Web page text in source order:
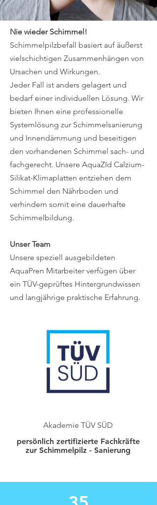
Nie wieder Schimmel!
Schimmelpilzbefall basiert auf äußerst
vielschichtigen Zusammenhängen von
Ursachen und Wirkungen.
Jeder Fall ist anders gelagert und
bedarf einer individuellen Lösung. Wir
bieten Ihnen eine professionelle
Systemlösung zur Schimmelsanierung
und Innendämmung und beseitigen
den vorhandenen Schimmel sach- und
fachgerecht. Unsere AquaZId Calzium-
Silikat-Klimaplatten entziehen dem
Schimmel den Nährboden und
verhindern somit eine dauerhafte
Schimmelbildung.
Unser Team
Unsere speziell ausgebildeten
AquaPren Mitarbeiter verfügen über
ein TÜV-geprüftes Hintergrundwissen
und langjährige praktische Erfahrung.
Akademie TÜV SÜD
persönlich zertifizierte Fachkräfte
zur Schimmelpilz - Sanierung